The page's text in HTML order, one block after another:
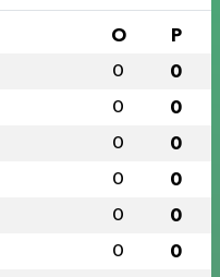
O P
0 0
0 0
0 0
0 0
0 0
0 0